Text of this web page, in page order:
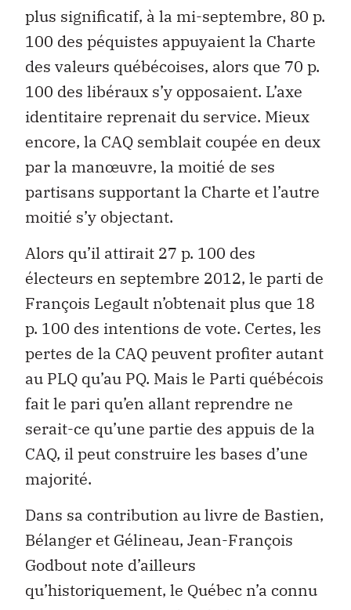
plus significatif, à la mi-septembre, 80 p.
100 des péquistes appuyaient la Charte
des valeurs québécoises, alors que 70 p.
100 des libéraux s’y opposaient. L’axe
identitaire reprenait du service. Mieux
encore, la CAQ semblait coupée en deux
par la manœuvre, la moitié de ses
partisans supportant la Charte et l’autre
moitié s’y objectant.
Alors qu’il attirait 27 p. 100 des
électeurs en septembre 2012, le parti de
François Legault n’obtenait plus que 18
p. 100 des intentions de vote. Certes, les
pertes de la CAQ peuvent profiter autant
au PLQ qu’au PQ. Mais le Parti québécois
fait le pari qu’en allant reprendre ne
serait-ce qu’une partie des appuis de la
CAQ, il peut construire les bases d’une
majorité.
Dans sa contribution au livre de Bastien,
Bélanger et Gélineau, Jean-François
Godbout note d’ailleurs
qu’historiquement, le Québec n’a connu